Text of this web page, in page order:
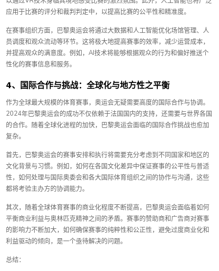
应用于比赛的评分和裁判判定中，以提高比赛的公平性和精准度。
在赛事组织方面，巴黎奥运会将通过大数据和人工智能优化场馆管理、人
员调度和观众流动等环节。这将极大地提高赛事的效率，减少运营成本，
并提高观众的满意度。例如，AI技术将能够根据观众的行为和偏好推送个
性化的赛事信息和服务。
4、国际合作与挑战：全球化与地方性之平衡
作为全球最大规模的体育赛事，奥运会无疑需要高度的国际合作与协调。
2024年巴黎奥运会的成功不仅依赖于法国国内的支持，还需要与世界各国
的合作。随着全球化进程的加快，巴黎奥运会面临的国际合作挑战也愈加
复杂。
首先，巴黎奥运会的赛事安排和执行将需要充分考虑到不同国家和地区的
文化背景与习惯。例如，如何在各国文化差异中保证赛事的公平性与普适
性，如何处理与国际奥委会和各大国际体育组织之间的协作与沟通，这些
都将考验主办方的协调能力。
其次，随着全球体育赛事的商业化程度不断提高，巴黎奥运会面临着如何
平衡商业利益与奥林匹克精神之间的矛盾。赛事的赞助商和广告商对赛事
的影响力不断加大，如何确保赛事的纯粹性和公正性，避免过度商业化和
利益驱动的倾向，是一个亟待解决的问题。
总结：